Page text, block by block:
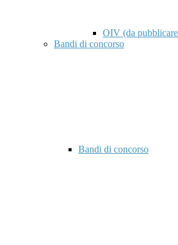
OIV (da
Bandi di concorso
Bandi di concorso